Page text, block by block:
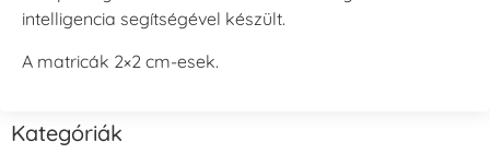
intelligencia segítségével készült.
A matricák 2×2 cm-esek.
Kategóriák